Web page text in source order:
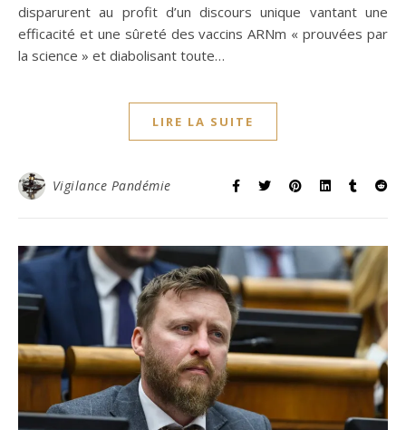
disparurent au profit d’un discours unique vantant une
efficacité et une sûreté des vaccins ARNm « prouvées par
la science » et diabolisant toute…
LIRE LA SUITE
Vigilance Pandémie